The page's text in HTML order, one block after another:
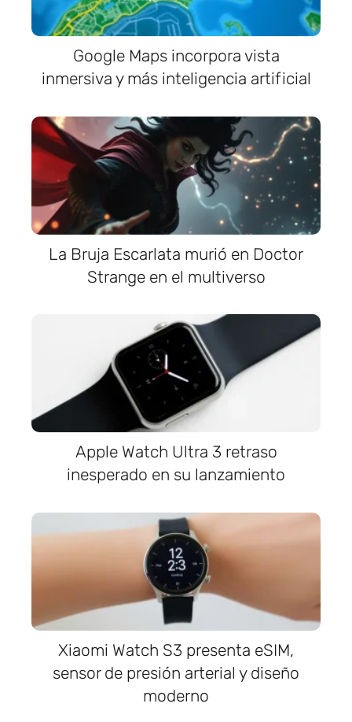
Google Maps incorpora vista
inmersiva y más inteligencia artificial
La Bruja Escarlata murió en Doctor
Strange en el multiverso
Apple Watch Ultra 3 retraso
inesperado en su lanzamiento
Xiaomi Watch S3 presenta eSIM,
sensor de presión arterial y diseño
moderno